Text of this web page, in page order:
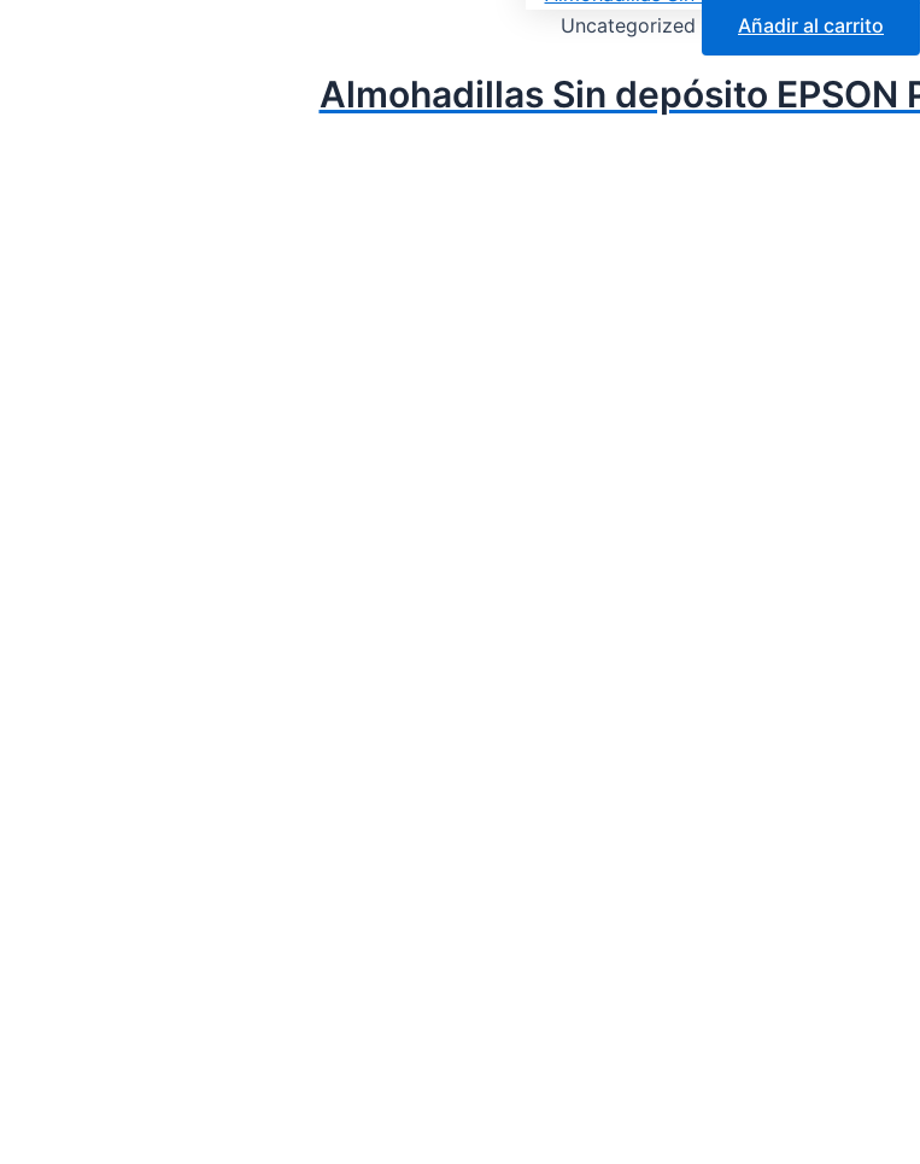
Uncategorized Añadir al carrito
Almohadillas Sin depósito